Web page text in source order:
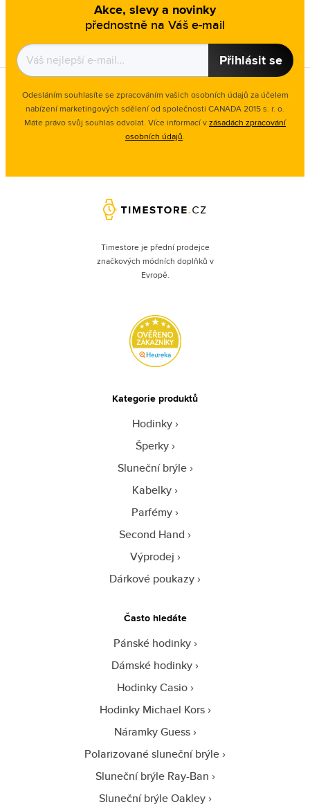
Akce, slevy a novinky
přednostně na Váš e-mail
Přihlásit se
Odesláním souhlasíte se zpracováním vašich osobních údajů za účelem
nabízení marketingových sdělení od společnosti CANADA 2015 s. r. o.
Máte právo svůj souhlas odvolat. Více informací vzásadách zpracování
osobních údajů.
Timestore je přední prodejce
značkových módních doplňků v
Evropě.
Kategorie produktů
Hodinky
Šperky
Sluneční brýle
Kabelky
Parfémy
Second Hand
Výprodej
Dárkové poukazy
Často hledáte
Pánské hodinky
Dámské hodinky
Hodinky Casio
Hodinky Michael Kors
Náramky Guess
Polarizované sluneční brýle
Sluneční brýle Ray-Ban
Sluneční brýle Oakley